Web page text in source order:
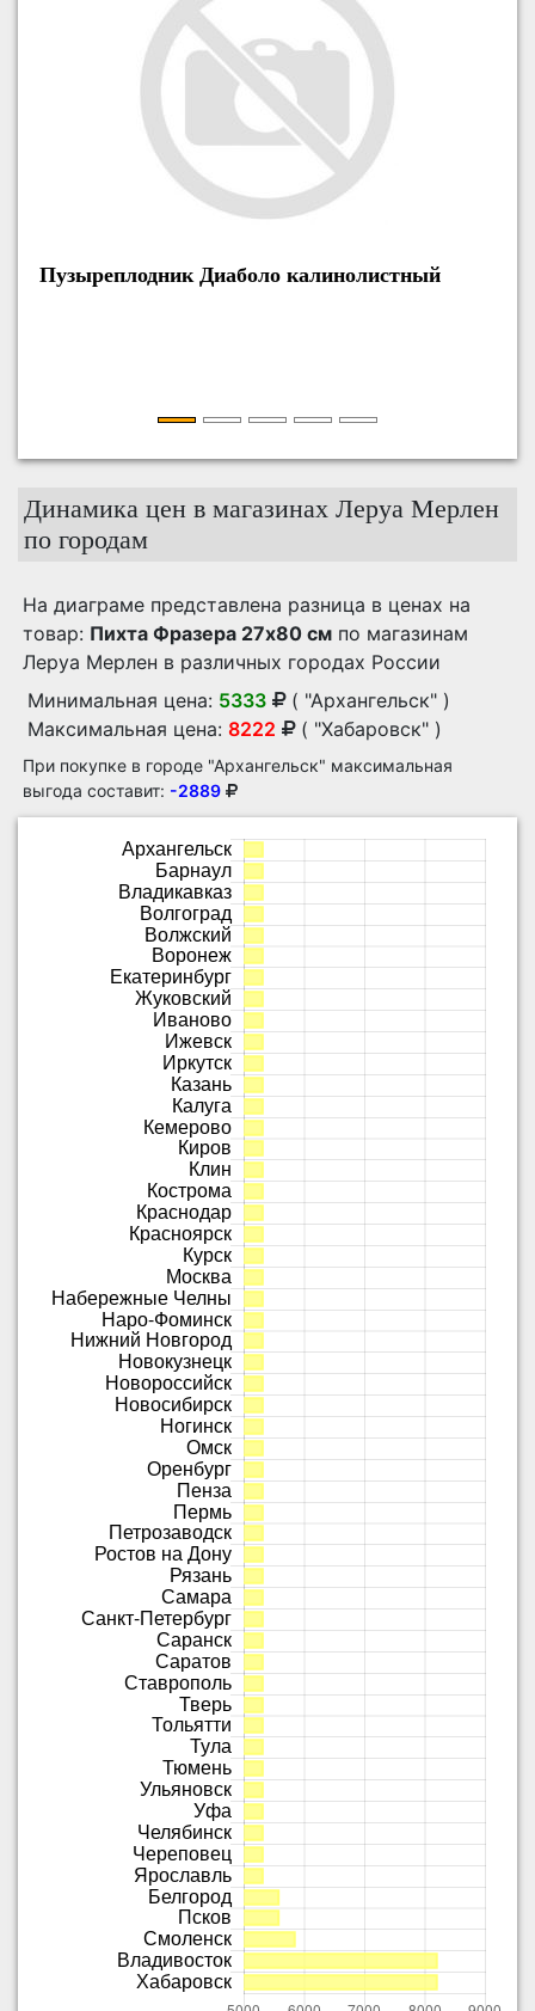
Пузыреплодник Диаболо калинолистный
Динамика цен в магазинах Леруа Мерлен
по городам
На диаграме представлена разница в ценах на
товар: Пихта Фразера 27x80 см по магазинам
Леруа Мерлен в различных городах России
Минимальная цена: 5333
( "Архангельск" )
Максимальная цена: 8222 ( "Хабаровск" )
При покупке в городе "Архангельск" максимальная
выгода составит: -2889